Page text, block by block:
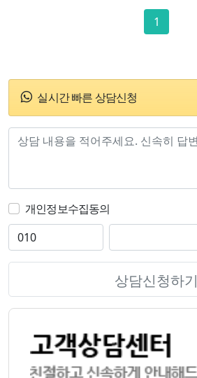
실시간 빠른 상담신청
개인정보수집동의
상담신청하기
1